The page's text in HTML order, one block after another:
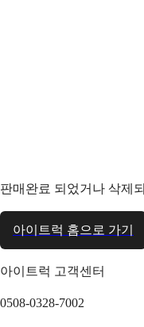
판매완료 되었거나 삭제
아이트럭 홈으로 가기
아이트럭 고객센터
0508-0328-7002